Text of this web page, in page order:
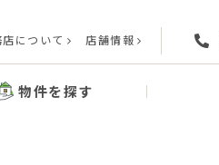
について 店舗情報
物件を探す